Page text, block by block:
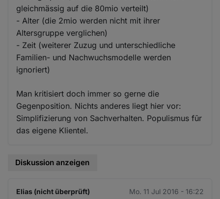
gleichmässig auf die 80mio verteilt)
- Alter (die 2mio werden nicht mit ihrer
Altersgruppe verglichen)
- Zeit (weiterer Zuzug und unterschiedliche
Familien- und Nachwuchsmodelle werden
ignoriert)
Man kritisiert doch immer so gerne die
Gegenposition. Nichts anderes liegt hier vor:
Simplifizierung von Sachverhalten. Populismus fūr
das eigene Klientel.
Diskussion anzeigen
Elias (nicht überprüft) Mo. 11 Jul 2016 - 16:22
und
Cookies